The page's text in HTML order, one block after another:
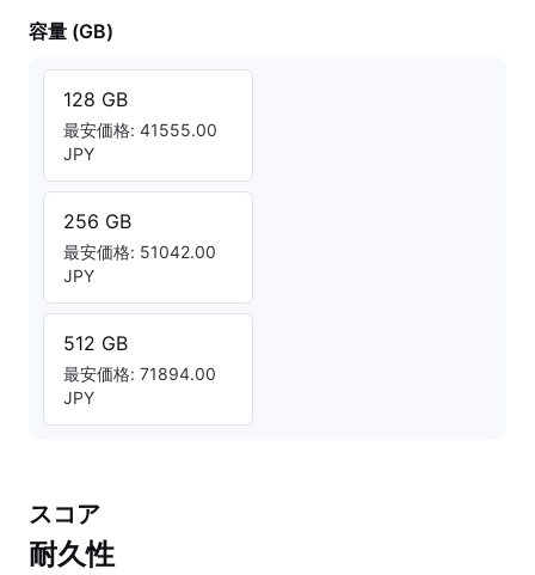
容量 (GB)
128 GB
最安価格: 41555.00
JPY
256 GB
最安価格: 51042.00
JPY
512 GB
最安価格: 71894.00
JPY
スコア
耐久性